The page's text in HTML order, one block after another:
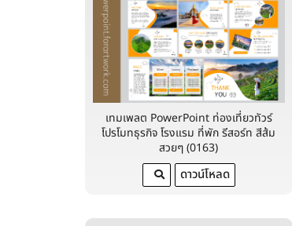
เทมเพลต PowerPoint ท่องเที่ยวทัวร์
โปรโมทธุรกิจ โรงแรม ที่พัก รีสอร์ท สีส้ม
สวยๆ (0163)
ดาวน์โหลด